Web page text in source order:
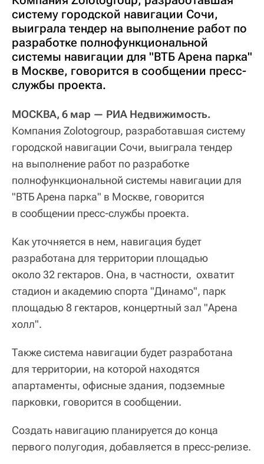
систему городской навигации Сочи,
выиграла тендер на выполнение работ по
разработке полнофункциональной
системы навигации для "ВТБ Арена парка"
в Москве, говорится в сообщении пресс-
службы проекта.
МОСКВА, 6 мар — РИА Недвижимость.
Компания Zolotogroup, разработавшая систему
городской навигации Сочи, выиграла тендер
на выполнение работ по разработке
полнофункциональной системы навигации для
"ВТБ Арена парка" в Москве, говорится
в сообщении пресс-службы проекта.
Как уточняется в нем, навигация будет
разработана для территории площадью
около 32 гектаров. Она, в частности, охватит
стадион и академию спорта "Динамо", парк
площадью 8 гектаров, концертный зал "Арена
холл".
Также система навигации будет разработана
для территории, на которой находятся
апартаменты, офисные здания, подземные
парковки, говорится в сообщении.
Создать навигацию планируется до конца
первого полугодия, добавляется в пресс-релизе.